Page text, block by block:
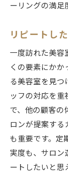
ーリングの満足
リピートし
一度訪れた美容
くの要素にかか
る美容室を見つ
ッフの対応を重
で、他の顧客の
ロンが提案する
も重要です。定
実度も、サロン
ートしたいと思